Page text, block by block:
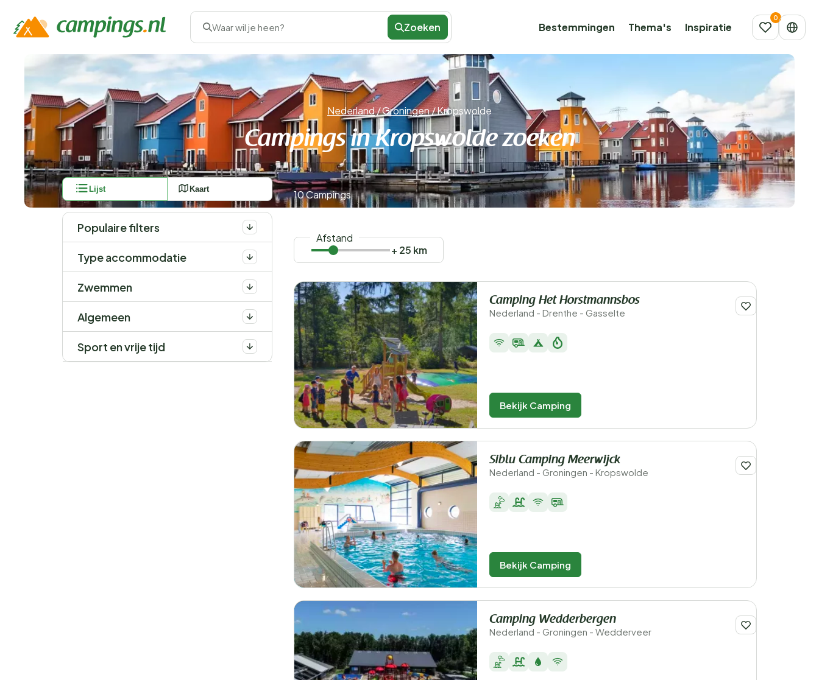
Waar wil je heen? Zoeken Bestemmingen Thema's Inspiratie
Nederland/Groningen/Kropswolde
Campings in Kropswolde zoeken
Lijst Kaart
Populaire filters
Type accommodatie
Zwemmen
Algemeen
Sport en vrije tijd
10 Campings
Afstand
+ 25 km
Camping Het Horstmannsbos
Nederland - Drenthe - Gasselte
Bekijk Camping
Siblu Camping Meerwijck
Nederland - Groningen - Kropswolde
Bekijk Camping
Camping Wedderbergen
Nederland - Groningen - Wedderveer